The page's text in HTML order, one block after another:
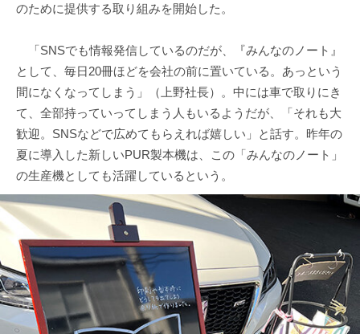
のために提供する取り組みを開始した。
「SNSでも情報発信しているのだが、『みんなのノート』
として、毎日20冊ほどを会社の前に置いている。あっという
間になくなってしまう」（上野社長）。中には車で取りにき
て、全部持っていってしまう人もいるようだが、「それも大
歓迎。SNSなどで広めてもらえれば嬉しい」と話す。昨年の
夏に導入した新しいPUR製本機は、この「みんなのノート」
の生産機としても活躍しているという。